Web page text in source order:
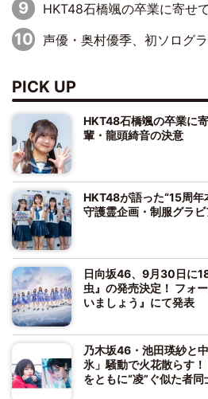
HKT48石橋颯の卒業に寄せて “いぶくる
声優・奥村優季、初ソログラビアで初ソロ表紙を飾る！ 初めて見せる表情や、声
PICK UP
HKT48石橋颯の卒業に
輩・龍頭綺音の決意
HKT48が語った“15周
守護霊企画・制服グラ
日向坂46、9月30日に
虫』の発売決定！ フォ
いましょう』にて発表
乃木坂46・池田瑛紗と
氷」騒動で火花散らす
をともに“凌”ぐ似た者同